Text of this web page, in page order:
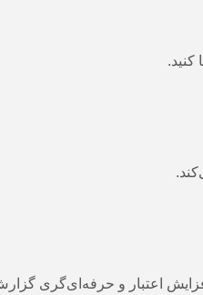
اعتبار و حرفه‌ای‌گری